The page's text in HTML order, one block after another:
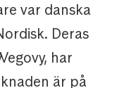
var danska
Deras
har
är på